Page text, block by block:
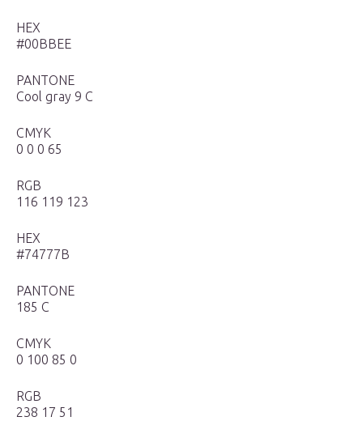
HEX
#00BBEE
PANTONE
Cool gray 9 C
CMYK
0 0 0 65
RGB
116 119 123
HEX
#74777B
PANTONE
185 С
CMYK
0 100 85 0
RGB
238 17 51